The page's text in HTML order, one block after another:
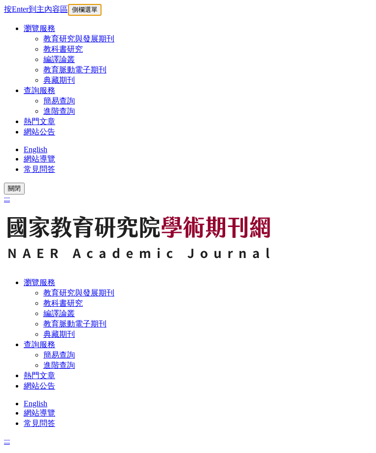
按Enter到主內容區 側欄選單
瀏覽服務
教育研究與發展期刊
教科書研究
編譯論叢
教育脈動電子期刊
典藏期刊
查詢服務
簡易查詢
進階查詢
熱門文章
網站公告
English
網站導覽
常見問答
關閉
:::
瀏覽服務
教育研究與發展期刊
教科書研究
編譯論叢
教育脈動電子期刊
典藏期刊
查詢服務
簡易查詢
進階查詢
熱門文章
網站公告
English
網站導覽
常見問答
:::